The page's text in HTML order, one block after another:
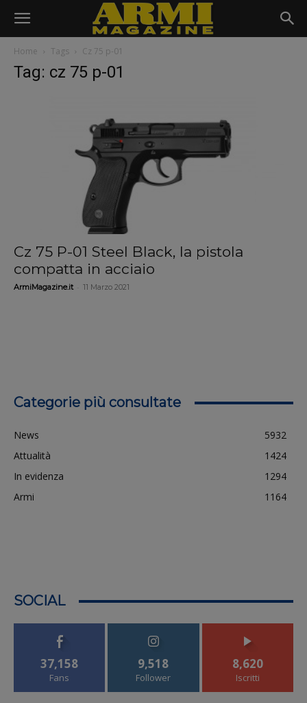
Home Tags Cz 75 p-01
Tag: cz 75 p-01
Cz 75 P-01 Steel Black, la pistola
compatta in acciaio
ArmiMagazine.it 11 Marzo 2021
Categorie più consultate
News
5932
Attualità
1424
In evidenza
1294
Armi
1164
SOCIAL
37,158
Fans
9,518
Follower
8,620
Iscritti